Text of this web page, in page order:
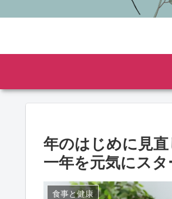
年のはじめに見
一年を元気にスタ
食事と健康